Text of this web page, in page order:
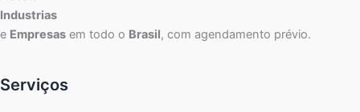
Industrias
e Empresas em todo o Brasil, com agendamento prévio.
Serviços